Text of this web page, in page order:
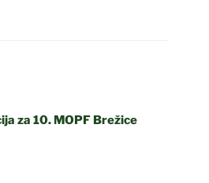
za 10. MOPF Brežice